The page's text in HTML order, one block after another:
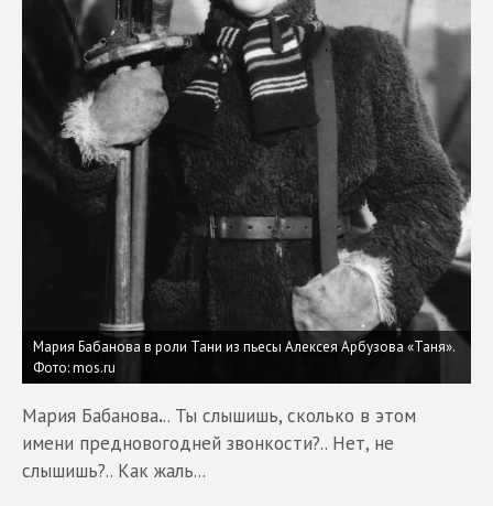
Мария Бабанова в роли Тани из пьесы Алексея Арбузова «Таня».
Фото: mos.ru
Мария Бабанова... Ты слышишь, сколько в этом
имени предновогодней звонкости?.. Нет, не
слышишь?.. Как жаль...